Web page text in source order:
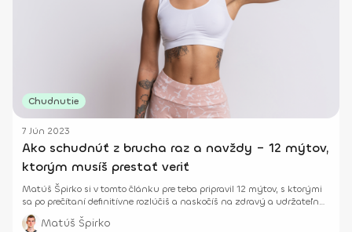
Chudnutie
7 Jún 2023
Ako schudnúť z brucha raz a navždy – 12 mýtov,
ktorým musíš prestať veriť
Matúš Špirko si v tomto článku pre teba pripravil 12 mýtov, s ktorými
sa po prečítaní definitívne rozlúčiš a naskočíš na zdravý a udržateľný
spôsob stravy a cvičenia.
Matúš Špirko